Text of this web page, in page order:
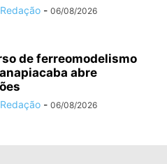
Redação - 06/08/2026
de ferreomodelismo
abre
Redação - 06/08/2026